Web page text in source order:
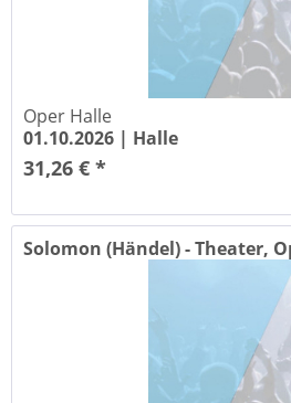
Oper Halle
01.10.2026 | Halle
31,26 € *
Solomon (Händel) - Theater,